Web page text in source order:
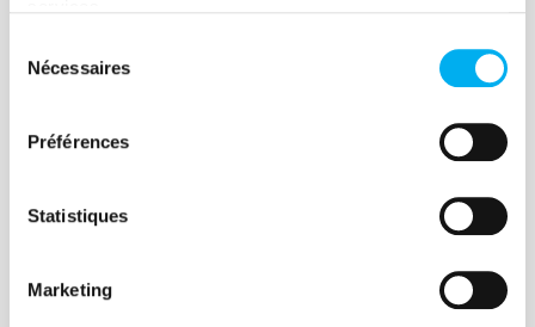
Nécessaires
Préférences
Statistiques
Marketing
Article
recouvrement dans le cycle
Les impayés constituent l’une des
principales causes de défaillance des